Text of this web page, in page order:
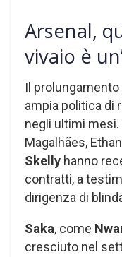
Arsenal,
vivaio è
Il prolungamento
ampia politica di
negli ultimi
Magalhães, Ethan
Skelly hanno
contratti, a
dirigenza di
Saka, come
cresciuto nel